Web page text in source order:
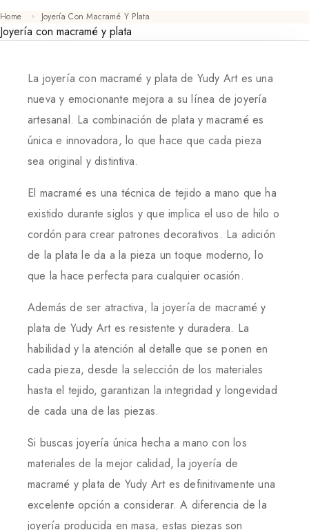
Home Joyería Con Macramé Y Plata
Joyería con macramé y plata
La joyería con macramé y plata de Yudy Art es una
nueva y emocionante mejora a su línea de joyería
artesanal. La combinación de plata y macramé es
única e innovadora, lo que hace que cada pieza
sea original y distintiva.
El macramé es una técnica de tejido a mano que ha
existido durante siglos y que implica el uso de hilo o
cordón para crear patrones decorativos. La adición
de la plata le da a la pieza un toque moderno, lo
que la hace perfecta para cualquier ocasión.
Además de ser atractiva, la joyería de macramé y
plata de Yudy Art es resistente y duradera. La
habilidad y la atención al detalle que se ponen en
cada pieza, desde la selección de los materiales
hasta el tejido, garantizan la integridad y longevidad
de cada una de las piezas.
Si buscas joyería única hecha a mano con los
materiales de la mejor calidad, la joyería de
macramé y plata de Yudy Art es definitivamente una
excelente opción a considerar. A diferencia de la
joyería producida en masa, estas piezas son